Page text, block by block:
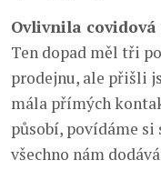
Ovlivnila covidová
Ten dopad měl tři
prodejnu, ale přišli
mála přímých
působí, povídáme
všechno nám